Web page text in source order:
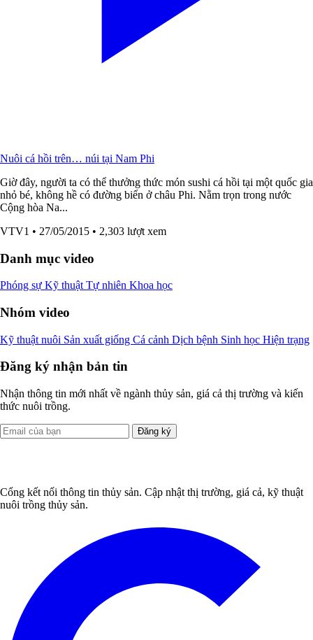
Nuôi cá hồi trên… núi tại Nam Phi
Giờ đây, người ta có thể thưởng thức món sushi cá hồi tại một quốc gia
nhỏ bé, không hề có đường biển ở châu Phi. Nằm trọn trong nước
Cộng hòa Na...
VTV1 • 27/05/2015 • 2,303 lượt xem
Danh mục video
Phóng sự Kỹ thuật Tự nhiên Khoa học
Nhóm video
Kỹ thuật nuôi Sản xuất giống Cá cảnh Dịch bệnh Sinh học Hiện trạng
Đăng ký nhận bản tin
Nhận thông tin mới nhất về ngành thủy sản, giá cả thị trường và kiến
thức nuôi trồng.
Đăng ký
Cổng kết nối thông tin thủy sản. Cập nhật thị trường, giá cả, kỹ thuật
nuôi trồng thủy sản.